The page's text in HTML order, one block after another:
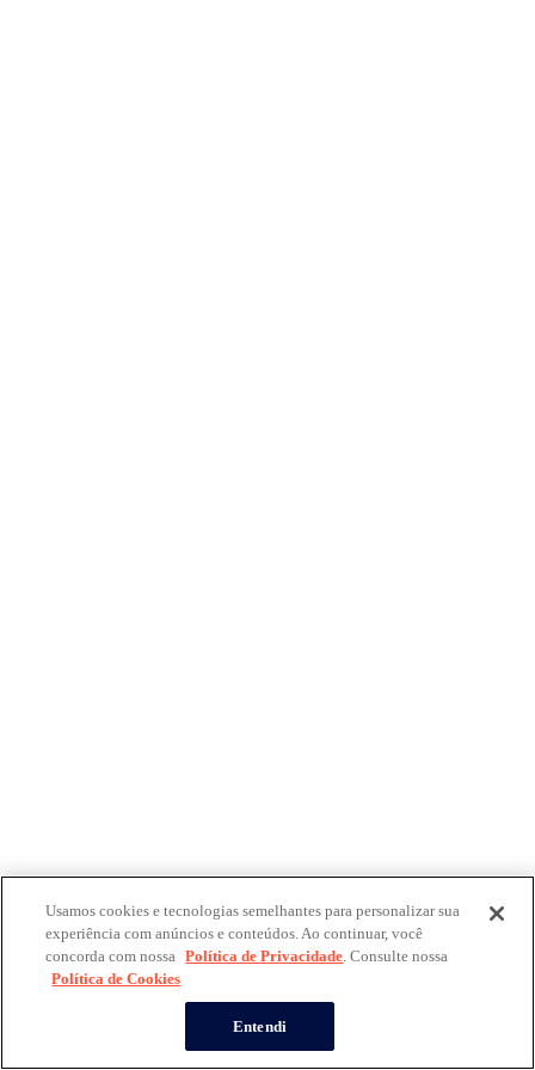
Usamos cookies e tecnologias semelhantes para personalizar sua
experiência com anúncios e conteúdos. Ao continuar, você
concorda com nossa Política de Privacidade. Consulte nossa
Política de Cookies
Entendi